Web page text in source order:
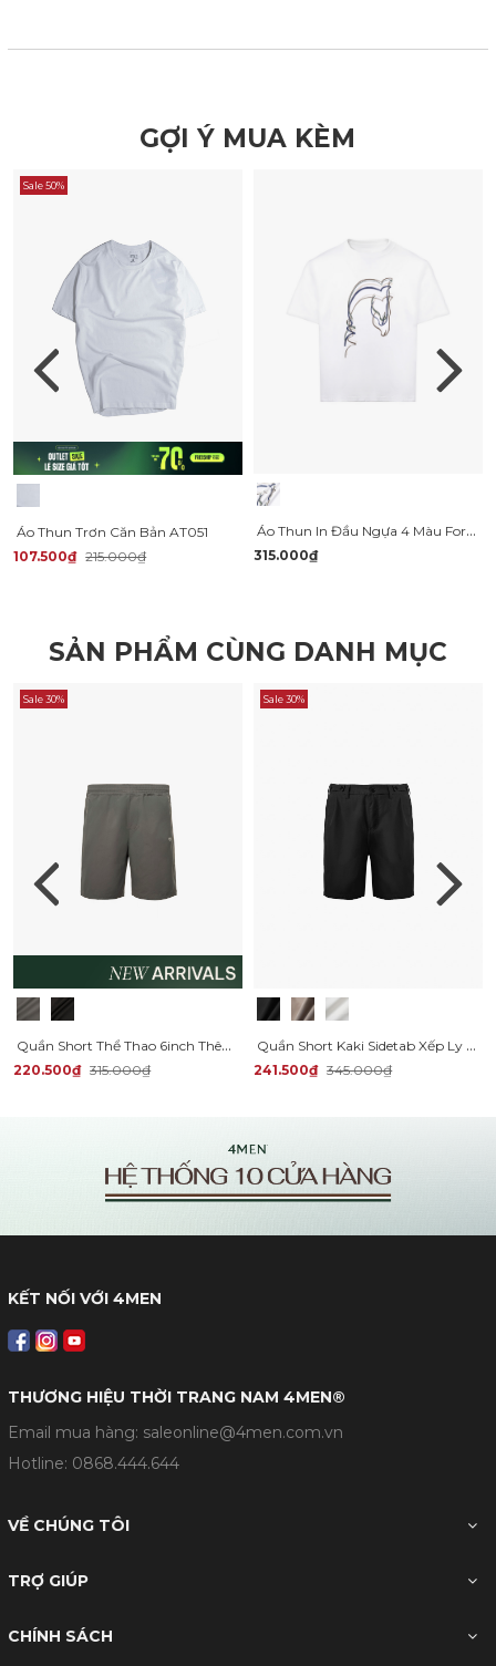
GỢI Ý MUA KÈM
Sale 50%
Áo Thun Trơn Căn Bản AT051
107.500₫ 215.000₫
Áo Thun In Đầu Ngựa 4 Màu Form Relax AT184
315.000₫
SẢN PHẨM CÙNG DANH MỤC
Sale 30%
Quần Short Thể Thao 6inch Thêu Logo 4m Form Relax QS082
220.500₫ 315.000₫
Sale 30%
Quần Short Kaki Sidetab Xếp Ly Form Regular QS069
241.500₫ 345.000₫
KẾT NỐI VỚI 4MEN
THƯƠNG HIỆU THỜI TRANG NAM 4MEN®
Email mua hàng: saleonline@4men.com.vn
Hotline: 0868.444.644
VỀ CHÚNG TÔI
TRỢ GIÚP
CHÍNH SÁCH